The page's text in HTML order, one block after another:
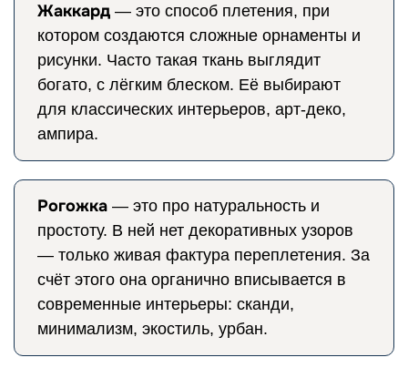
Жаккард — это способ плетения, при
котором создаются сложные орнаменты и
рисунки. Часто такая ткань выглядит
богато, с лёгким блеском. Её выбирают
для классических интерьеров, арт-деко,
ампира.
Рогожка — это про натуральность и
простоту. В ней нет декоративных узоров
— только живая фактура переплетения. За
счёт этого она органично вписывается в
современные интерьеры: сканди,
минимализм, экостиль, урбан.